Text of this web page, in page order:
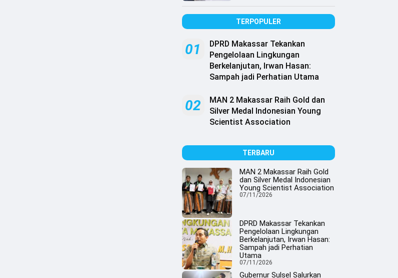
TERPOPULER
01
DPRD Makassar Tekankan
Pengelolaan Lingkungan
Berkelanjutan, Irwan Hasan:
Sampah jadi Perhatian Utama
02
MAN 2 Makassar Raih Gold dan
Silver Medal Indonesian Young
Scientist Association
TERBARU
MAN 2 Makassar Raih Gold
dan Silver Medal Indonesian
Young Scientist Association
07/11/2026
DPRD Makassar Tekankan
Pengelolaan Lingkungan
Berkelanjutan, Irwan Hasan:
Sampah jadi Perhatian
Utama
07/11/2026
Gubernur Sulsel Salurkan